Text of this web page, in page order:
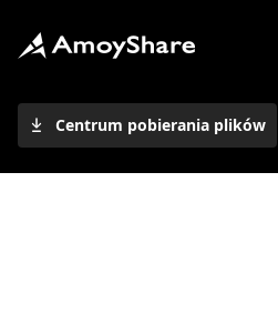
Centrum pobierania plików